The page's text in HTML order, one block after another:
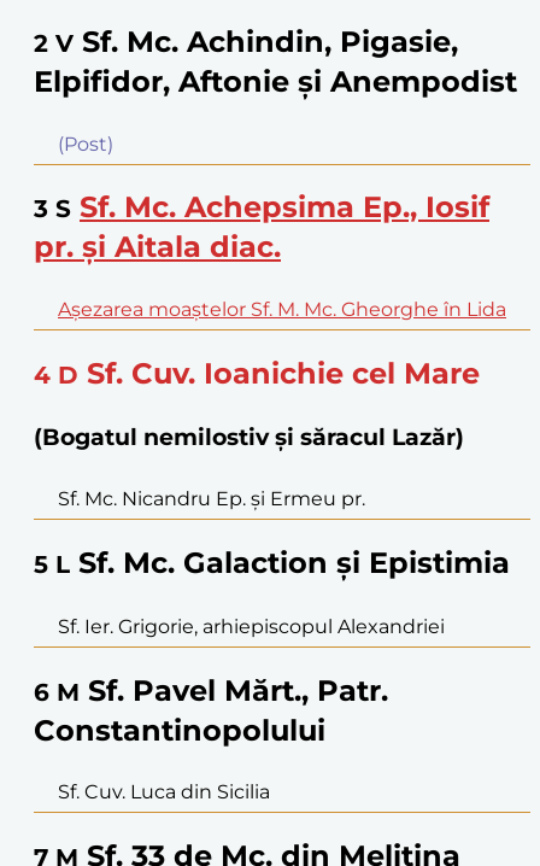
2 V Sf. Mc. Achindin, Pigasie,
Elpifidor, Aftonie şi Anempodist
(Post)
3 S Sf. Mc. Achepsima Ep., Iosif
pr. şi Aitala diac.
Aşezarea moaştelor Sf. M. Mc. Gheorghe în Lida
4 D Sf. Cuv. Ioanichie cel Mare
(Bogatul nemilostiv și săracul Lazăr)
Sf. Mc. Nicandru Ep. şi Ermeu pr.
5 L Sf. Mc. Galaction şi Epistimia
Sf. Ier. Grigorie, arhiepiscopul Alexandriei
6 M Sf. Pavel Mărt., Patr.
Constantinopolului
Sf. Cuv. Luca din Sicilia
7 M Sf. 33 de Mc. din Melitina